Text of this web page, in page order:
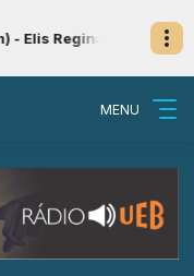
Regina(1969)
MENU